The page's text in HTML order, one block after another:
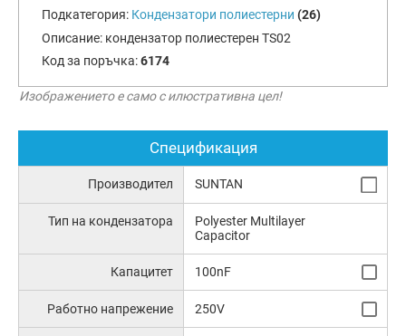
Подкатегория: Кондензатори полиестерни (26)
Описание: кондензатор полиестерен TS02
Код за поръчка:6174
Изображението е само с илюстративна цел!
Спецификация
Производител SUNTAN
Тип на кондензатора
Polyester Multilayer
Capacitor
Капацитет 100nF
Работно напрежение 250V